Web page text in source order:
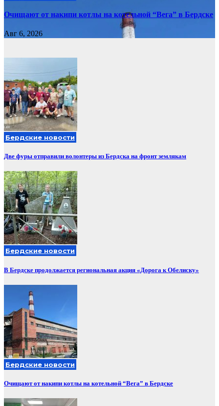
Очищают от накипи котлы на котельной “Вега” в Бердске
Авг 6, 2026
Бердские новости
Две фуры отправили волонтеры из Бердска на фронт землякам
Бердские новости
В Бердске продолжается региональная акция «Дорога к Обелиску»
Бердские новости
Очищают от накипи котлы на котельной “Вега” в Бердске